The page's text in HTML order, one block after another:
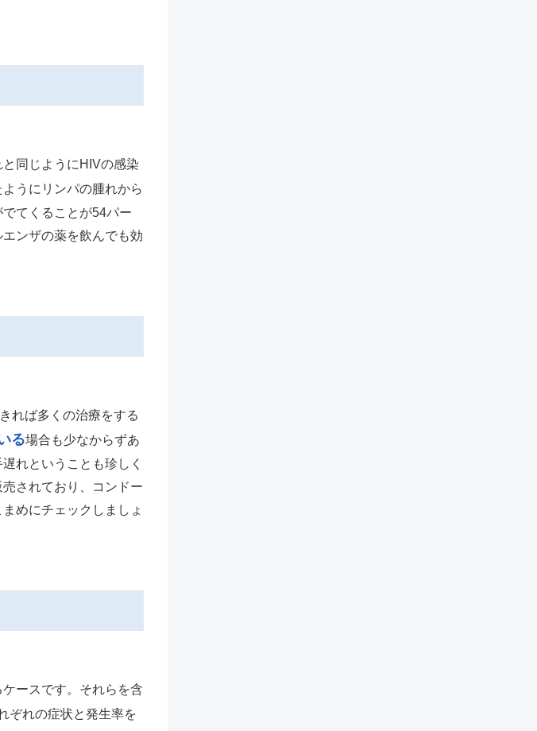
同じようにHIVの感染
うにリンパの腫れから
てくることが54パー
ンザの薬を飲んでも効
れば多くの治療をする
る場合も少なからずあ
れということも珍しく
されており、コンドー
めにチェックしましょ
ースです。それらを含
ぞれの症状と発生率を